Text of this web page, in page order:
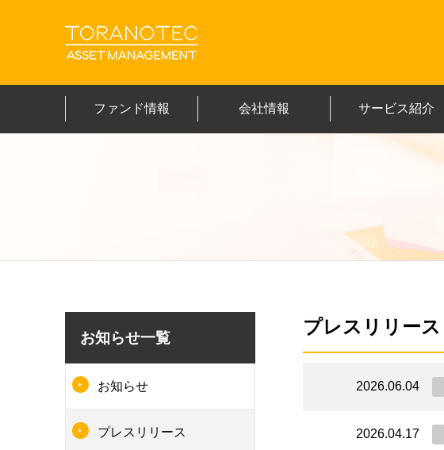
ファンド情報 会社情報 サービス紹介
プレスリリース
2026.06.04
2026.04.17
お知らせ一覧
お知らせ
プレスリリース